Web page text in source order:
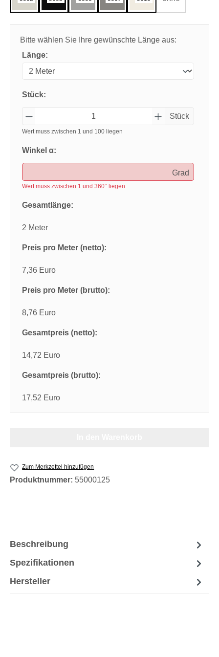
Bitte wählen Sie Ihre gewünschte Länge aus:
Länge:
Stück:
Stück
Wert muss zwischen 1 und 100 liegen
Winkel α:
Grad
Wert muss zwischen 1 und 360° liegen
Gesamtlänge:
2 Meter
Preis pro Meter (netto):
7,36 Euro
Preis pro Meter (brutto):
8,76 Euro
Gesamtpreis (netto):
14,72 Euro
Gesamtpreis (brutto):
17,52 Euro
Zum Merkzettel hinzufügen
Produktnummer: 55000125
Beschreibung
Spezifikationen
Hersteller